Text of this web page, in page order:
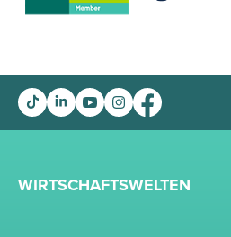
WIRTSCHAFTSWELTEN